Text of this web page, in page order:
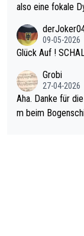
also eine fokale
erden, im Arm
be immer noch,
diese könnten
man nur zum
09-05-2026
Glück Auf !
Grobi
27-04-2026
Aha. Danke für
m beim